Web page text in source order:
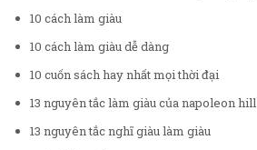
10 cách làm giàu
10 cách làm giàu dễ dàng
10 cuốn sách hay nhất mọi thời đại
13 nguyên tắc làm giàu của napoleon hill
13 nguyên tắc nghĩ giàu làm giàu